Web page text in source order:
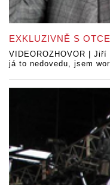
EXKLUZIVNĚ S
VIDEOROZHOVOR |
já to nedovedu, jsem